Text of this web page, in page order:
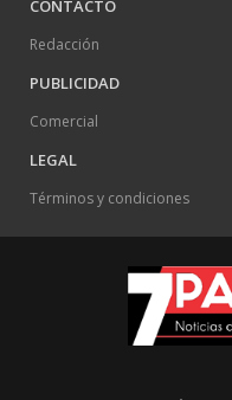
CONTACTO
Redacción
PUBLICIDAD
Comercial
LEGAL
Términos y condiciones